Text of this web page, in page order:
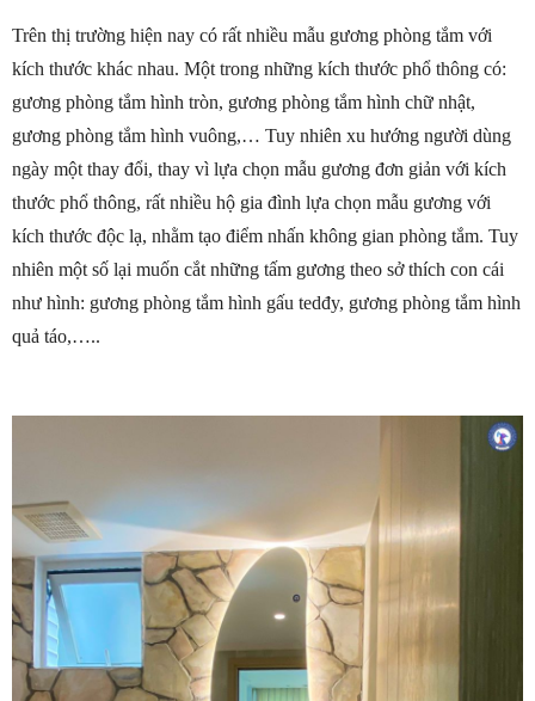
Trên thị trường hiện nay có rất nhiều mẫu gương phòng tắm với
kích thước khác nhau. Một trong những kích thước phổ thông có:
gương phòng tắm hình tròn, gương phòng tắm hình chữ nhật,
gương phòng tắm hình vuông,… Tuy nhiên xu hướng người dùng
ngày một thay đổi, thay vì lựa chọn mẫu gương đơn giản với kích
thước phổ thông, rất nhiều hộ gia đình lựa chọn mẫu gương với
kích thước độc lạ, nhằm tạo điểm nhấn không gian phòng tắm. Tuy
nhiên một số lại muốn cắt những tấm gương theo sở thích con cái
như hình: gương phòng tắm hình gấu tedđy, gương phòng tắm hình
quả táo,…..